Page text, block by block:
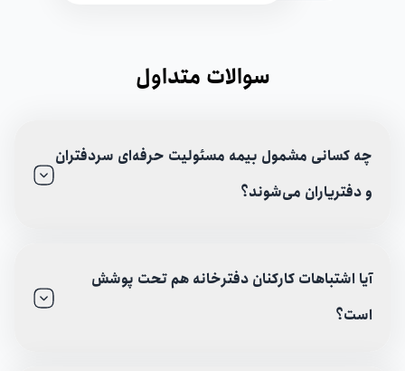
سوالات متداول
چه کسانی مشمول بیمه مسئولیت حرفه‌ای سردفتران
و دفتریاران می‌شوند؟
آیا اشتباهات کارکنان دفترخانه هم تحت پوشش
است؟